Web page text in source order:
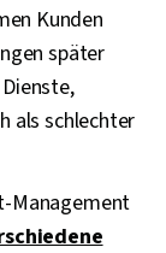
Kunden
später
als schlechter
Management